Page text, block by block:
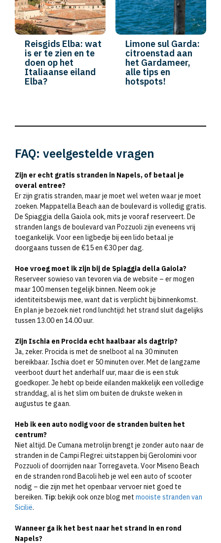
Reisgids Elba: wat
is er te zien en te
doen op het
Italiaanse eiland
Elba?
Limone sul Garda:
citroenstad aan
het Gardameer,
alle tips en
hotspots!
FAQ: veelgestelde vragen
Zijn er echt gratis stranden in Napels, of betaal je
overal entree?
Er zijn gratis stranden, maar je moet wel weten waar je moet
zoeken. Mappatella Beach aan de boulevard is volledig gratis.
De Spiaggia della Gaiola ook, mits je vooraf reserveert. De
stranden langs de boulevard van Pozzuoli zijn eveneens vrij
toegankelijk. Voor een ligbedje bij een lido betaal je
doorgaans tussen de €15 en €30 per dag.
Hoe vroeg moet ik zijn bij de Spiaggia della Gaiola?
Reserveer sowieso van tevoren via de website – er mogen
maar 100 mensen tegelijk binnen. Neem ook je
identiteitsbewijs mee, want dat is verplicht bij binnenkomst.
En plan je bezoek niet rond lunchtijd: het strand sluit dagelijks
tussen 13.00 en 14.00 uur.
Zijn Ischia en Procida echt haalbaar als dagtrip?
Ja, zeker. Procida is met de snelboot al na 30 minuten
bereikbaar. Ischia doet er 50 minuten over. Met de langzame
veerboot duurt het anderhalf uur, maar die is een stuk
goedkoper. Je hebt op beide eilanden makkelijk een volledige
stranddag, al is het slim om buiten de drukste weken in
augustus te gaan.
Heb ik een auto nodig voor de stranden buiten het
centrum?
Niet altijd. De Cumana metrolijn brengt je zonder auto naar de
stranden in de Campi Flegrei: uitstappen bij Gerolomini voor
Pozzuoli of doorrijden naar Torregaveta. Voor Miseno Beach
en de stranden rond Bacoli heb je wel een auto of scooter
nodig – die zijn met het openbaar vervoer niet goed te
bereiken. Tip: bekijk ook onze blog met mooiste stranden van
Sicilië.
Wanneer ga ik het best naar het strand in en rond
Napels?